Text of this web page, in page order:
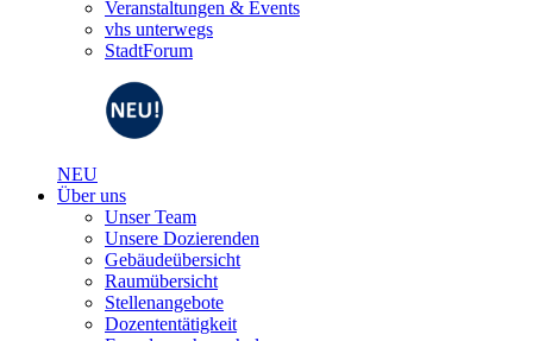
Veranstaltungen & Events
vhs unterwegs
StadtForum
NEU
Über uns
Unser Team
Unsere Dozierenden
Gebäudeübersicht
Raumübersicht
Stellenangebote
Dozententätigkeit